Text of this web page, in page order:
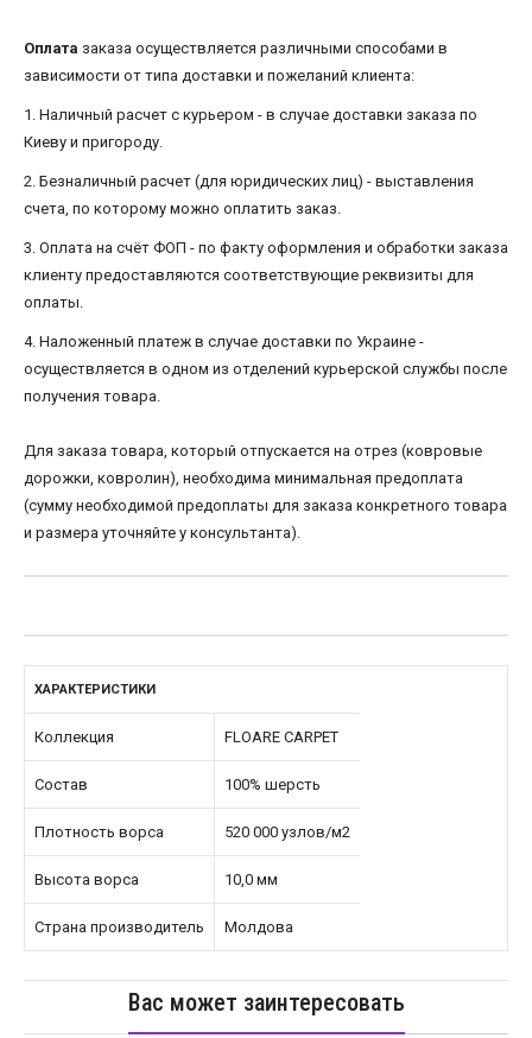
Оплата заказа осуществляется различными способами в
зависимости от типа доставки и пожеланий клиента:
1. Наличный расчет с курьером - в случае доставки заказа по
Киеву и пригороду.
2. Безналичный расчет (для юридических лиц) - выставления
счета, по которому можно оплатить заказ.
3. Оплата на счёт ФОП - по факту оформления и обработки заказа
клиенту предоставляются соответствующие реквизиты для
оплаты.
4. Наложенный платеж в случае доставки по Украине -
осуществляется в одном из отделений курьерской службы после
получения товара.
Для заказа товара, который отпускается на отрез (ковровые
дорожки, ковролин), необходима минимальная предоплата
(сумму необходимой предоплаты для заказа конкретного товара
и размера уточняйте у консультанта).
ХАРАКТЕРИСТИКИ
Коллекция FLOARE CARPET
Состав 100% шерсть
Плотность ворса 520 000 узлов/м2
Высота ворса 10,0 мм
Страна производитель Молдова
Вас может заинтересовать